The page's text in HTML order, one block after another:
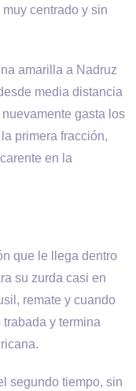
centrado y sin
amarilla a Nadruz
media distancia
gasta los
primera fracción,
en la
que le llega dentro
su zurda casi en
remate y cuando
y termina
segundo tiempo, sin